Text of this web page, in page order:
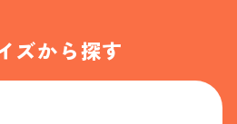
ズから探す